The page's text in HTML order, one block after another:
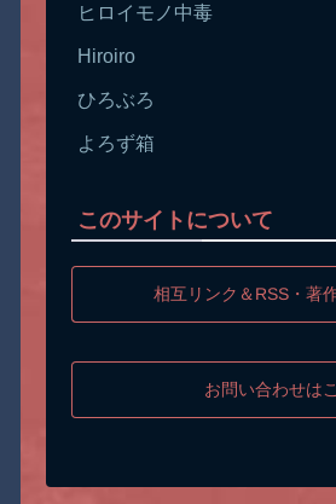
ヒロイモノ中毒
Hiroiro
ひろぶろ
よろず箱
このサイトについて
相互リンク＆RSS・著
お問い合わせは